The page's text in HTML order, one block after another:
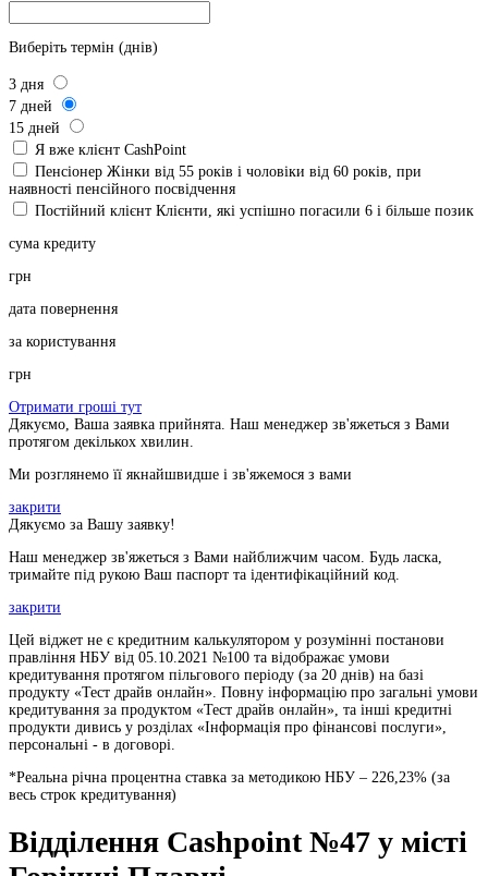
Виберіть термін (днів)
3 дня
7 дней
15 дней
Я вже клієнт CashPoint
Пенсіонер Жінки від 55 років і чоловіки від 60 років, при
наявності пенсійного посвідчення
Постійний клієнт Клієнти, які успішно погасили 6 і більше позик
сума кредиту
грн
дата повернення
за користування
грн
Отримати гроші тут
Дякуємо, Ваша заявка прийнята. Наш менеджер зв'яжеться з Вами
протягом декількох хвилин.
Ми розглянемо її якнайшвидше і зв'яжемося з вами
закрити
Дякуємо за Вашу заявку!
Наш менеджер зв'яжеться з Вами найближчим часом. Будь ласка,
тримайте під рукою Ваш паспорт та ідентифікаційний код.
закрити
Цей віджет не є кредитним калькулятором у розумінні постанови
правління НБУ від 05.10.2021 №100 та відображає умови
кредитування протягом пільгового періоду (за 20 днів) на базі
продукту «Тест драйв онлайн». Повну інформацію про загальні умови
кредитування за продуктом «Тест драйв онлайн», та інші кредитні
продукти дивись у розділах «Інформація про фінансові послуги»,
персональні - в договорі.
*Реальна річна процентна ставка за методикою НБУ – 226,23% (за
весь строк кредитування)
Відділення Cashpoint №47 у місті